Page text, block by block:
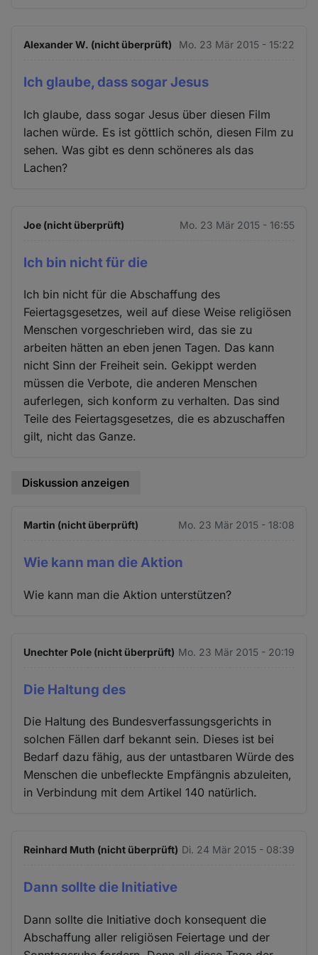
Alexander W. (nicht überprüft) Mo. 23 Mär 2015 - 15:22
Ich glaube, dass sogar Jesus
Ich glaube, dass sogar Jesus über diesen Film
lachen würde. Es ist göttlich schön, diesen Film zu
sehen. Was gibt es denn schöneres als das
Lachen?
Joe (nicht überprüft) Mo. 23 Mär 2015 - 16:55
Ich bin nicht für die
Ich bin nicht für die Abschaffung des
Feiertagsgesetzes, weil auf diese Weise religiösen
Menschen vorgeschrieben wird, das sie zu
arbeiten hätten an eben jenen Tagen. Das kann
nicht Sinn der Freiheit sein. Gekippt werden
müssen die Verbote, die anderen Menschen
auferlegen, sich konform zu verhalten. Das sind
Teile des Feiertagsgesetzes, die es abzuschaffen
gilt, nicht das Ganze.
Diskussion anzeigen
Martin (nicht überprüft) Mo. 23 Mär 2015 - 18:08
Wie kann man die Aktion
Wie kann man die Aktion unterstützen?
Unechter Pole (nicht überprüft) Mo. 23 Mär 2015 - 20:19
Die Haltung des
Die Haltung des Bundesverfassungsgerichts in
solchen Fällen darf bekannt sein. Dieses ist bei
Bedarf dazu fähig, aus der untastbaren Würde des
Menschen die unbefleckte Empfängnis abzuleiten,
in Verbindung mit dem Artikel 140 natürlich.
Reinhard Muth (nicht überprüft) Di. 24 Mär 2015 - 08:39
Dann sollte die Initiative
Dann sollte die Initiative doch konsequent die
Abschaffung aller religiösen Feiertage und der